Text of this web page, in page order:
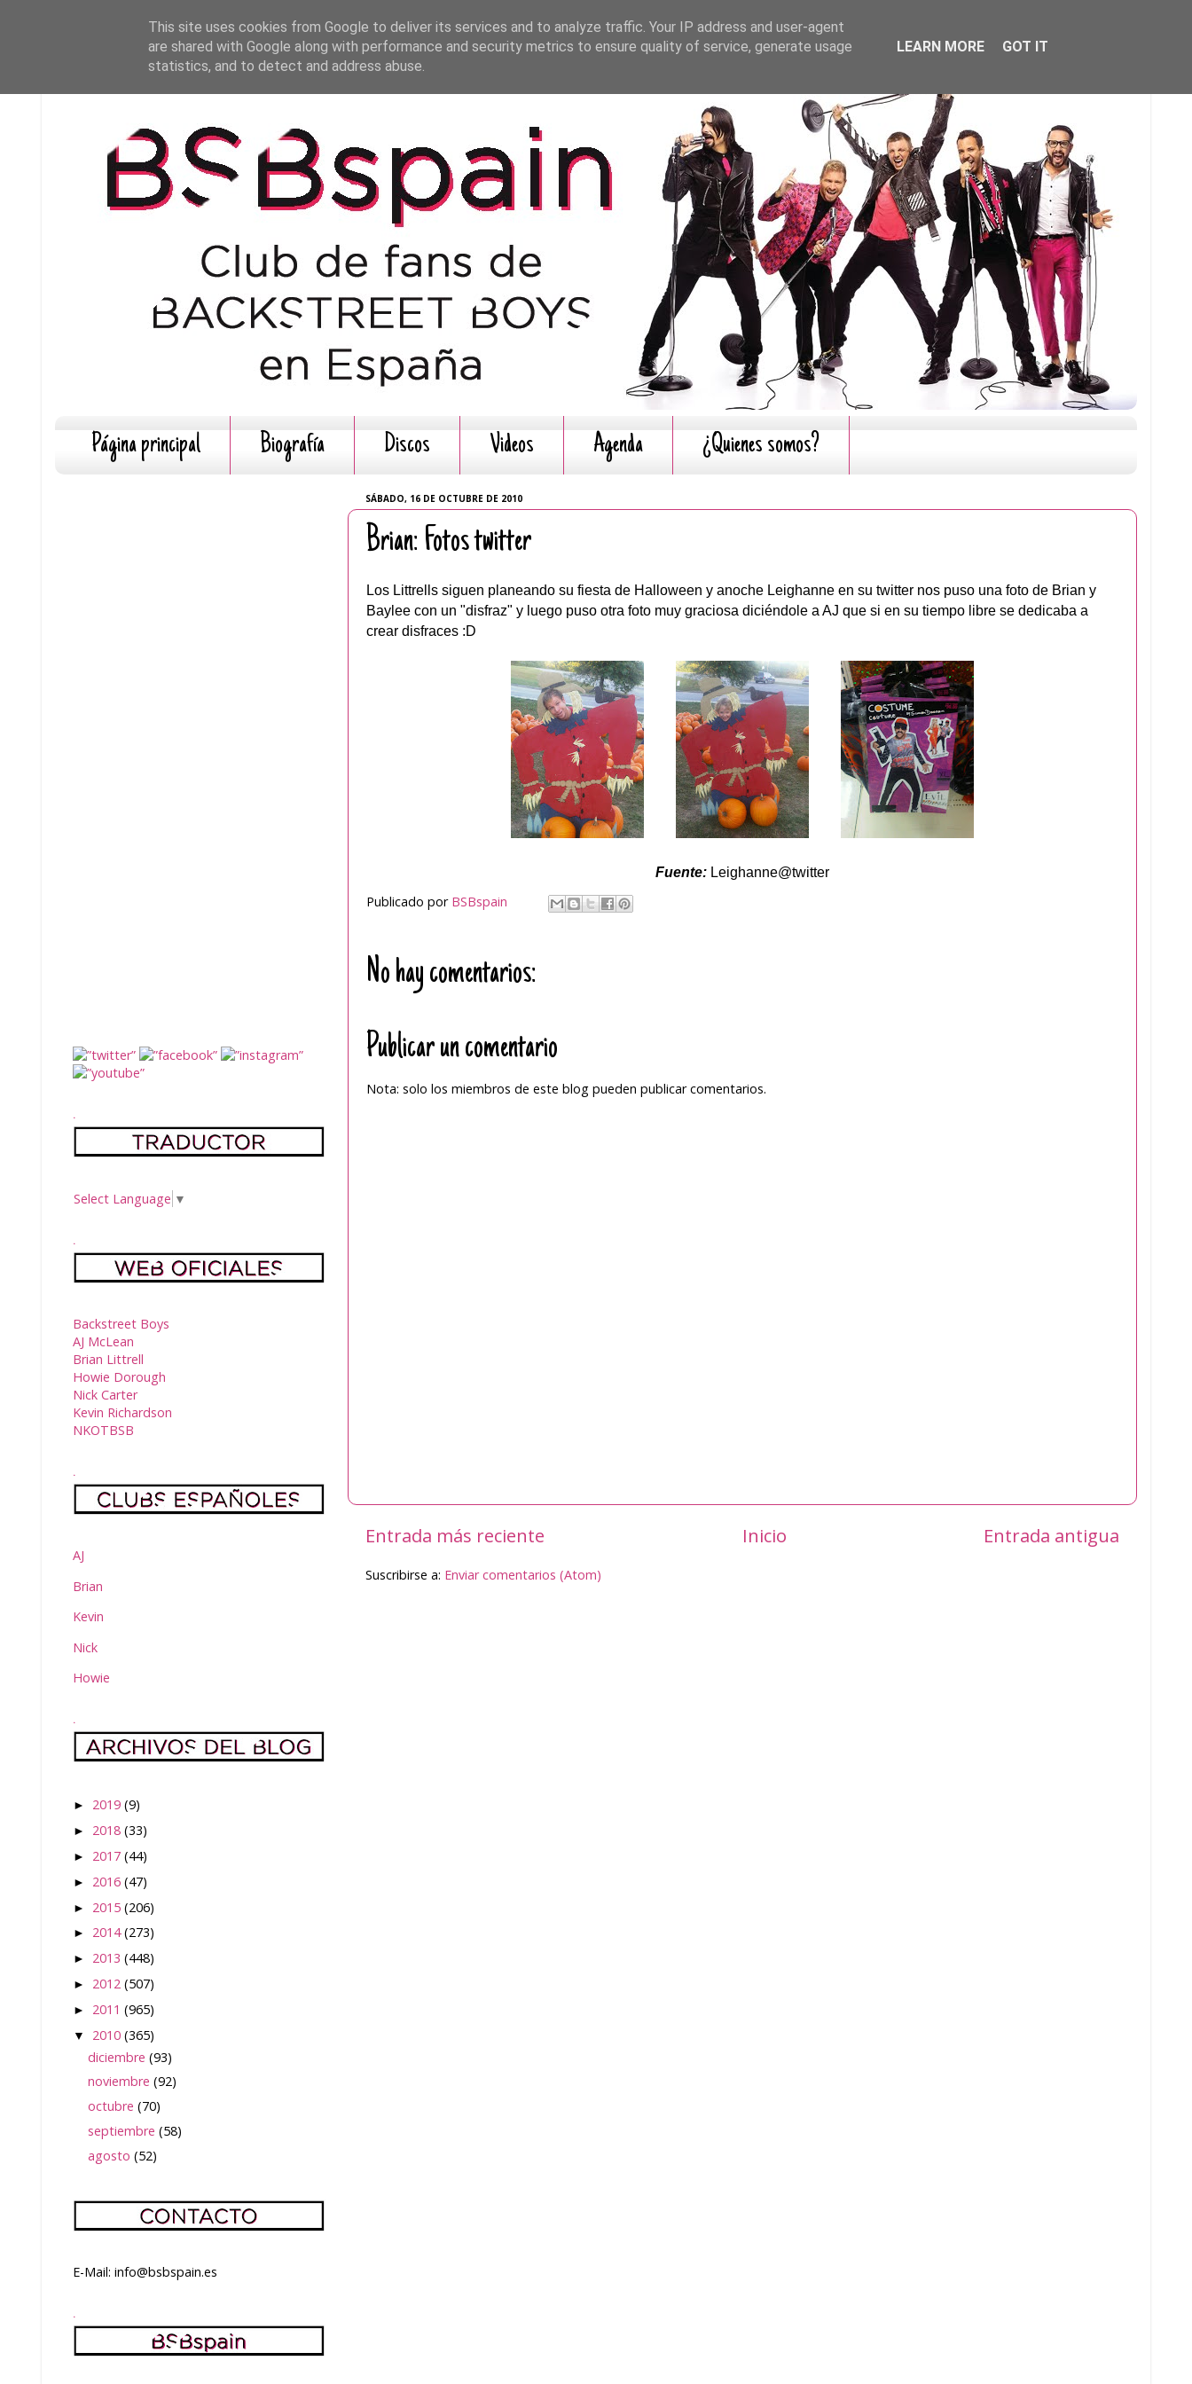
Página principal Biografía Discos Videos Agenda ¿Quienes somos?
SÁBADO, 16 DE OCTUBRE DE 2010
Brian: Fotos twitter
Los Littrells siguen planeando su fiesta de Halloween y anoche Leighanne en su twitter nos puso una foto de Brian y
Baylee con un "disfraz" y luego puso otra foto muy graciosa diciéndole a AJ que si en su tiempo libre se dedicaba a
crear disfraces :D
Fuente: Leighanne@twitter
Publicado por BSBspain
No hay comentarios:
Publicar un comentario
Nota: solo los miembros de este blog pueden publicar comentarios.
Entrada más reciente Entrada antigua
Inicio
Suscribirse a: Enviar comentarios (Atom)
.
Select Language ▼
.
Backstreet Boys
AJ McLean
Brian Littrell
Howie Dorough
Nick Carter
Kevin Richardson
NKOTBSB
.
AJ
Brian
Kevin
Nick
Howie
.
► 2019 (9)
► 2018 (33)
► 2017 (44)
► 2016 (47)
► 2015 (206)
► 2014(273)
► 2013 (448)
► 2012 (507)
► 2011 (965)
▼ 2010 (365)
diciembre(93)
noviembre(92)
octubre(70)
septiembre(58)
agosto(52)
E-Mail: info@bsbspain.es
.
This site uses cookies from Google to deliver its services and to analyze traffic. Your IP address and user-agent
are shared with Google along with performance and security metrics to ensure quality of service, generate usage
statistics, and to detect and address abuse.
LEARN MORE GOT IT